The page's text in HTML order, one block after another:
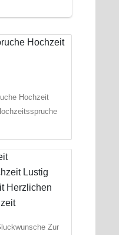
Hochzeit
Zur